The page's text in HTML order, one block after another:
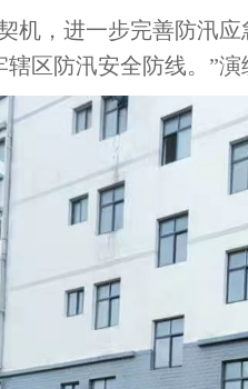
机， 进一步完善防汛
辖区防汛安全防线。 ”演